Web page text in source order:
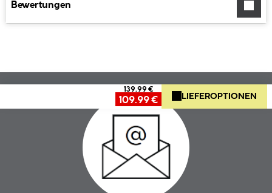
Bewertungen
139.99 €
109.99 € LIEFEROPTIONEN